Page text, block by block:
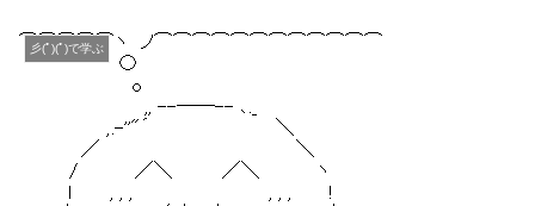
彡(ﾟ)(ﾟ)で学ぶ